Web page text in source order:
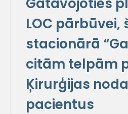
Gatavojoties
LOC pārbūvei,
stacionārā
citām telpām
Ķirurģijas
pacientus